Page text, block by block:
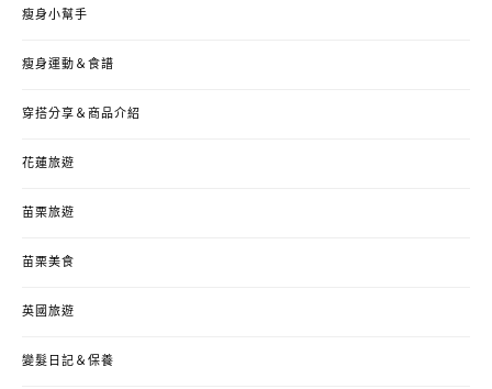
瘦身小幫手
瘦身運動＆食譜
穿搭分享＆商品介紹
花蓮旅遊
苗栗旅遊
苗栗美食
英國旅遊
變髮日記＆保養